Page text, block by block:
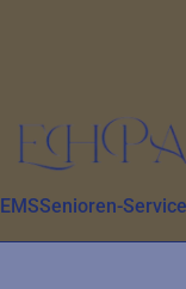
EMSSenioren-